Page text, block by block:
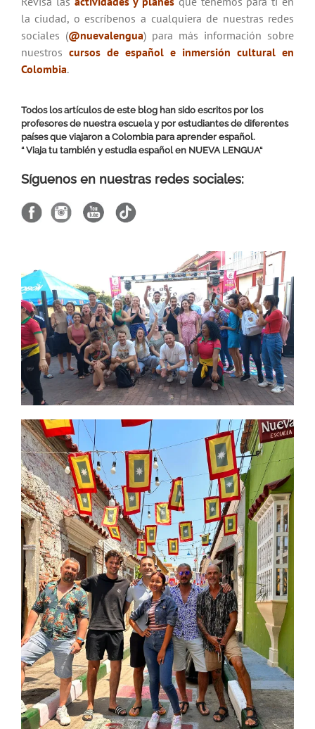
la ciudad, o escríbenos a cualquiera de nuestras redes
sociales (@nuevalengua) para más información sobre
nuestros cursos de español e inmersión cultural en
Colombia.
Todos los artículos de este blog han sido escritos por los
profesores de nuestra escuela y por estudiantes de diferentes
países que viajaron a Colombia para aprender español.
“ Viaja tu también y estudia español en NUEVA LENGUA“
Síguenos en nuestras redes sociales: